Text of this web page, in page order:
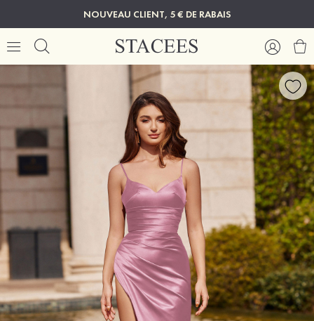
NOUVEAU CLIENT, 5 € DE RABAIS